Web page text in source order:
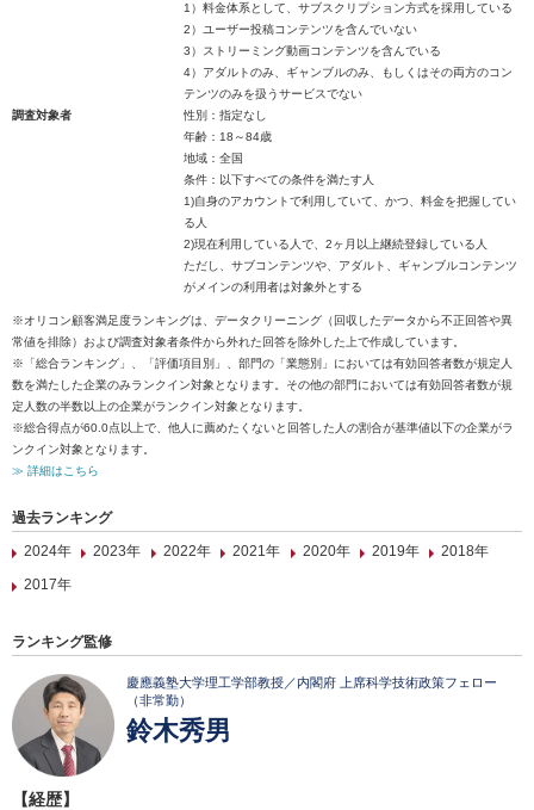
1）料金体系として、サブスクリプション方式を採用している
2）ユーザー投稿コンテンツを含んでいない
3）ストリーミング動画コンテンツを含んでいる
4）アダルトのみ、ギャンブルのみ、もしくはその両方のコン
テンツのみを扱うサービスでない
調査対象者
性別：指定なし
年齢：18～84歳
地域：全国
条件：以下すべての条件を満たす人
1)自身のアカウントで利用していて、かつ、料金を把握してい
る人
2)現在利用している人で、2ヶ月以上継続登録している人
ただし、サブコンテンツや、アダルト、ギャンブルコンテンツ
がメインの利用者は対象外とする
※オリコン顧客満足度ランキングは、データクリーニング（回収したデータから不正回答や異
常値を排除）および調査対象者条件から外れた回答を除外した上で作成しています。
※「総合ランキング」、「評価項目別」、部門の「業態別」においては有効回答者数が規定人
数を満たした企業のみランクイン対象となります。その他の部門においては有効回答者数が規
定人数の半数以上の企業がランクイン対象となります。
※総合得点が60.0点以上で、他人に薦めたくないと回答した人の割合が基準値以下の企業がラ
ンクイン対象となります。
≫ 詳細はこちら
過去ランキング
2024年
2023年 2022年 2021年 2020年 2019年
2018年
2017年
ランキング監修
慶應義塾大学理工学部教授／内閣府 上席科学技術政策フェロー
（非常勤）
鈴木秀男
【経歴】